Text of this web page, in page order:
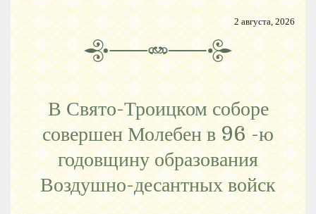
2 августа, 2026
В Свято-Троицком соборе
совершен Молебен в 96 -ю
годовщину образования
Воздушно-десантных войск